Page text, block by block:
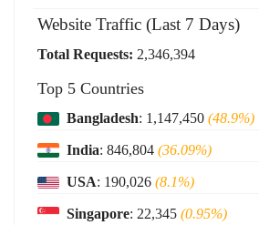
Website Traffic (Last 7 Days)
Total Requests: 2,346,394
Top 5 Countries
Bangladesh: 1,147,450(48.9%)
India: 846,804(36.09%)
USA: 190,026(8.1%)
Singapore: 22,345(0.95%)